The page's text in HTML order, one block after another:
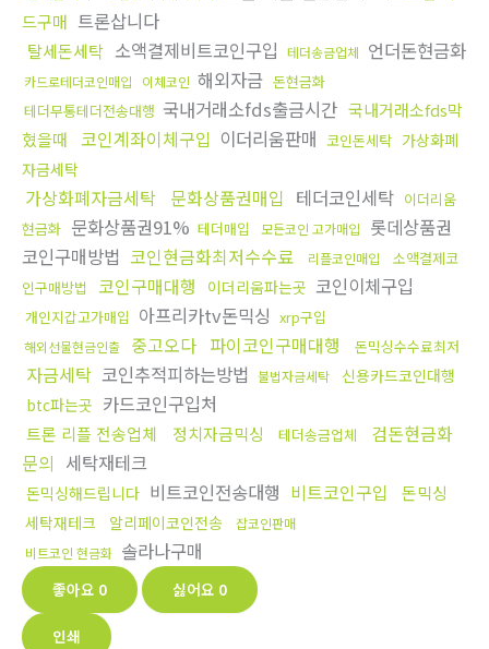
드구매 트론삽니다
탈세돈세탁 소액결제비트코인구입 테더송금업체 언더돈현금화
카드로테더코인매입 이체코인 해외자금 돈현금화
테더무통테더전송대행 국내거래소fds출금시간 국내거래소fds막
혔을때
코인계좌이체구입 이더리움판매 코인돈세탁 가상화폐
자금세탁
가상화폐자금세탁 문화상품권매입 테더코인세탁 이더리움
현금화 문화상품권91% 테더매입 모든코인 고가매입
롯데상품권
코인구매방법 코인현금화최저수수료 리플코인매입
소액결제코
인구매방법
코인구매대행 이더리움파는곳 코인이체구입
개인지갑고가매입 아프리카tv돈믹싱 xrp구입
해외선물현금인출 중고오다 파이코인구매대행 돈믹싱수수료최저
자금세탁 코인추적피하는방법 불법자금세탁
신용카드코인대행
btc파는곳 카드코인구입처
트론 리플 전송업체 정치자금믹싱 테더송금업체
검돈현금화
문의 세탁재테크
돈믹싱해드립니다 비트코인전송대행 비트코인구입 돈믹싱
세탁재테크 알리페이코인전송
잡코인판매
비트코인 현금화 솔라나구매
좋아요 0 싫어요 0
인쇄